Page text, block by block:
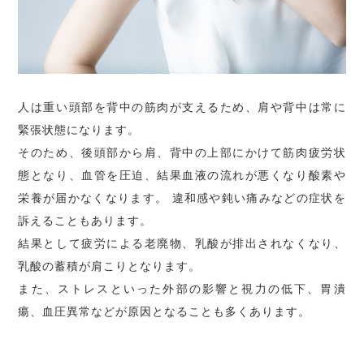
人は重い頭部を背中の筋肉が支えるため、肩や背中は常に
緊張状態になります。
そのため、後頭部から肩、背中の上部にかけて筋肉疲労状
態となり、血管を圧迫、結果血液の流れが悪くなり酸素や
栄養が届かなくなります。 違和感や鈍い痛みなどの症状を
訴えることもあります。
結果として疲労による老廃物、乳酸が排出されなくなり、
乳酸の蓄積が肩こりとなります。
また、ストレスといった外部の影響と視力の低下、胃潰
瘍、血圧異常などが原因となることも多くあります。